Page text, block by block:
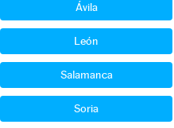
Ávila
León
Salamanca
Soria